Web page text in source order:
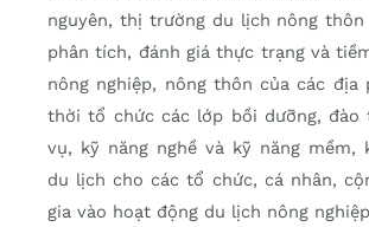
nguyên, thị trường du lịch nông
phân tích, đánh giá thực trạng và
nông nghiệp, nông thôn của các địa
thời tổ chức các lớp bồi dưỡng, đào
vụ, kỹ năng nghề và kỹ năng mềm,
du lịch cho các tổ chức, cá nhân,
gia vào hoạt động du lịch nông